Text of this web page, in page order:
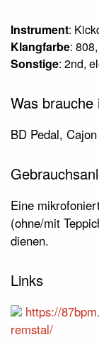
Instrument:
Klangfarbe:
Sonstige: 2nd,
Was brauche
BD Pedal, Cajon
Eine
(ohne/mit
dienen.
Links
https://
remstal/